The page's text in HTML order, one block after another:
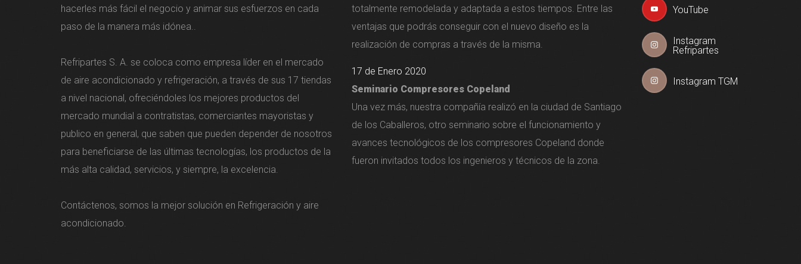
hacerles más fácil el negocio y animar sus esfuerzos en cada
paso de la manera más idónea..
Refripartes S. A. se coloca como empresa líder en el mercado
de aire acondicionado y refrigeración, a través de sus 17 tiendas
a nivel nacional, ofreciéndoles los mejores productos del
mercado mundial a contratistas, comerciantes mayoristas y
publico en general, que saben que pueden depender de nosotros
para beneficiarse de las últimas tecnologías, los productos de la
más alta calidad, servicios, y siempre, la excelencia.
Contáctenos, somos la mejor solución en Refrigeración y aire
acondicionado.
totalmente remodelada y adaptada a estos tiempos. Entre las
ventajas que podrás conseguir con el nuevo diseño es la
realización de compras a través de la misma.
17 de Enero 2020
Seminario Compresores Copeland
Una vez más, nuestra compañía realizó en la ciudad de Santiago
de los Caballeros, otro seminario sobre el funcionamiento y
avances tecnológicos de los compresores Copeland donde
fueron invitados todos los ingenieros y técnicos de la zona.
YouTube
Instagram
Refripartes
Instagram TGM